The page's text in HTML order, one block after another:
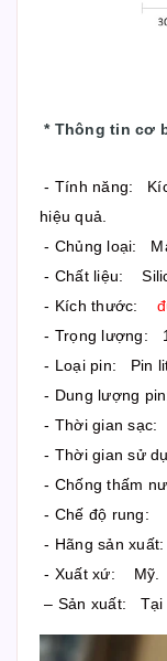
* Thông tin cơ
- Tính năng:
hiệu quả.
- Chủng loại:
- Chất liệu:
- Kích thước:
- Trọng lượng:
- Loại pin: Pin
- Dung lượng
- Thời gian
- Thời gian sử
- Chống thấm
- Chế độ rung:
- Hãng sản
- Xuất xứ: Mỹ.
– Sản xuất: Tại